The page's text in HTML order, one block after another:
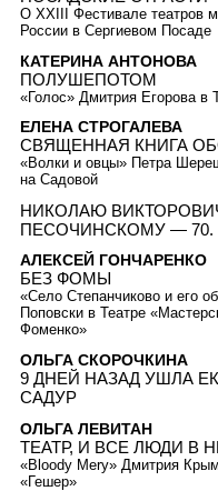
О XXIII Фестивале театров
России в Сергиевом Посаде
КАТЕРИНА АНТОНОВА
ПОЛУШЕПОТОМ
«Голос» Дмитрия Егорова
ЕЛЕНА СТРОГАЛЕВА
СВЯЩЕННАЯ КНИГА
«Волки и овцы» Петра
на Садовой
НИКОЛАЮ
ПЕСОЧИНСКОМУ — 70.
АЛЕКСЕЙ ГОНЧАРЕНКО
БЕЗ ФОМЫ
«Село Степанчиково и его
Поповски в Театре
Фоменко»
ОЛЬГА СКОРОЧКИНА
9 ДНЕЙ НАЗАД УШЛА
САДУР
ОЛЬГА ЛЕВИТАН
ТЕАТР, И ВСЕ ЛЮДИ В
«Bloody Mery» Дмитрия
«Гешер»